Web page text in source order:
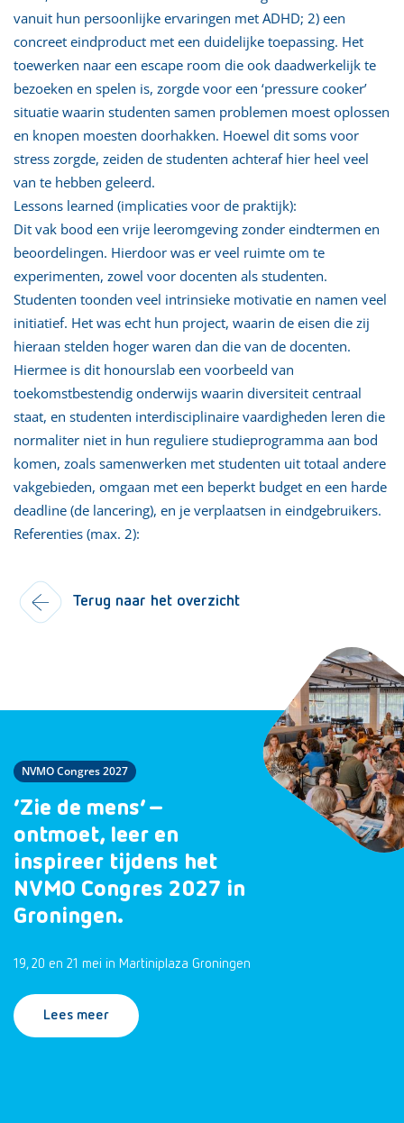
vanuit hun persoonlijke ervaringen met ADHD; 2) een
concreet eindproduct met een duidelijke toepassing. Het
toewerken naar een escape room die ook daadwerkelijk te
bezoeken en spelen is, zorgde voor een ‘pressure cooker’
situatie waarin studenten samen problemen moest oplossen
en knopen moesten doorhakken. Hoewel dit soms voor
stress zorgde, zeiden de studenten achteraf hier heel veel
van te hebben geleerd.
Lessons learned (implicaties voor de praktijk):
Dit vak bood een vrije leeromgeving zonder eindtermen en
beoordelingen. Hierdoor was er veel ruimte om te
experimenten, zowel voor docenten als studenten.
Studenten toonden veel intrinsieke motivatie en namen veel
initiatief. Het was echt hun project, waarin de eisen die zij
hieraan stelden hoger waren dan die van de docenten.
Hiermee is dit honourslab een voorbeeld van
toekomstbestendig onderwijs waarin diversiteit centraal
staat, en studenten interdisciplinaire vaardigheden leren die
normaliter niet in hun reguliere studieprogramma aan bod
komen, zoals samenwerken met studenten uit totaal andere
vakgebieden, omgaan met een beperkt budget en een harde
deadline (de lancering), en je verplaatsen in eindgebruikers.
Referenties (max. 2):
Terug naar het overzicht
NVMO Congres 2027
‘Zie de mens’ –
ontmoet, leer en
inspireer tijdens het
NVMO Congres 2027 in
Groningen.
19, 20 en 21 mei in Martiniplaza Groningen
Lees meer